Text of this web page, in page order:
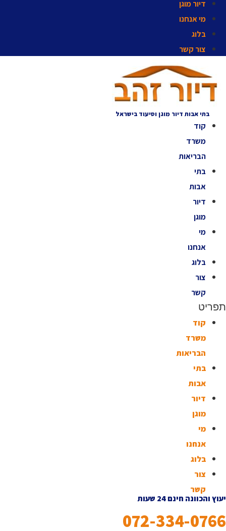
דיור מוגן
מי אנחנו
בלוג
צור קשר
בתי אבות דיור מוגן וסיעוד בישראל
קוד
משרד
הבריאות
בתי
אבות
דיור
מוגן
מי
אנחנו
בלוג
צור
קשר
תפריט
קוד
משרד
הבריאות
בתי
אבות
דיור
מוגן
מי
אנחנו
בלוג
צור
קשר
יעוץ והכוונה חינם 24 שעות
072-334-0766